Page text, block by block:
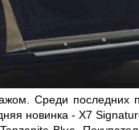
Среди
новинка - X7